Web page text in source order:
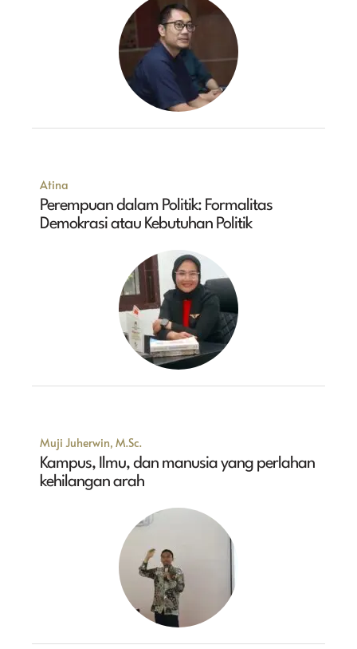
Atina
Perempuan dalam Politik: Formalitas
Demokrasi atau Kebutuhan Politik
Muji Juherwin, M.Sc.
Kampus, Ilmu, dan manusia yang perlahan
kehilangan arah